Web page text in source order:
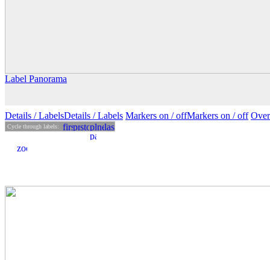
Label Panorama
Details / LabelsDetails /Labels Markers on /offMarkers on / off
Cycle through labels: